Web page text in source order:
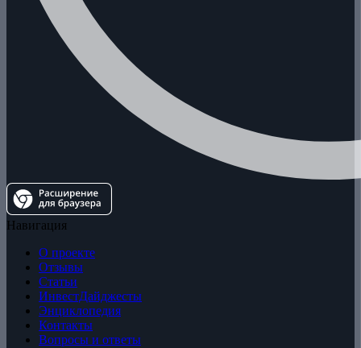
Навигация
О проекте
Отзывы
Статьи
ИнвестДайджесты
Энциклопедия
Контакты
Вопросы и ответы